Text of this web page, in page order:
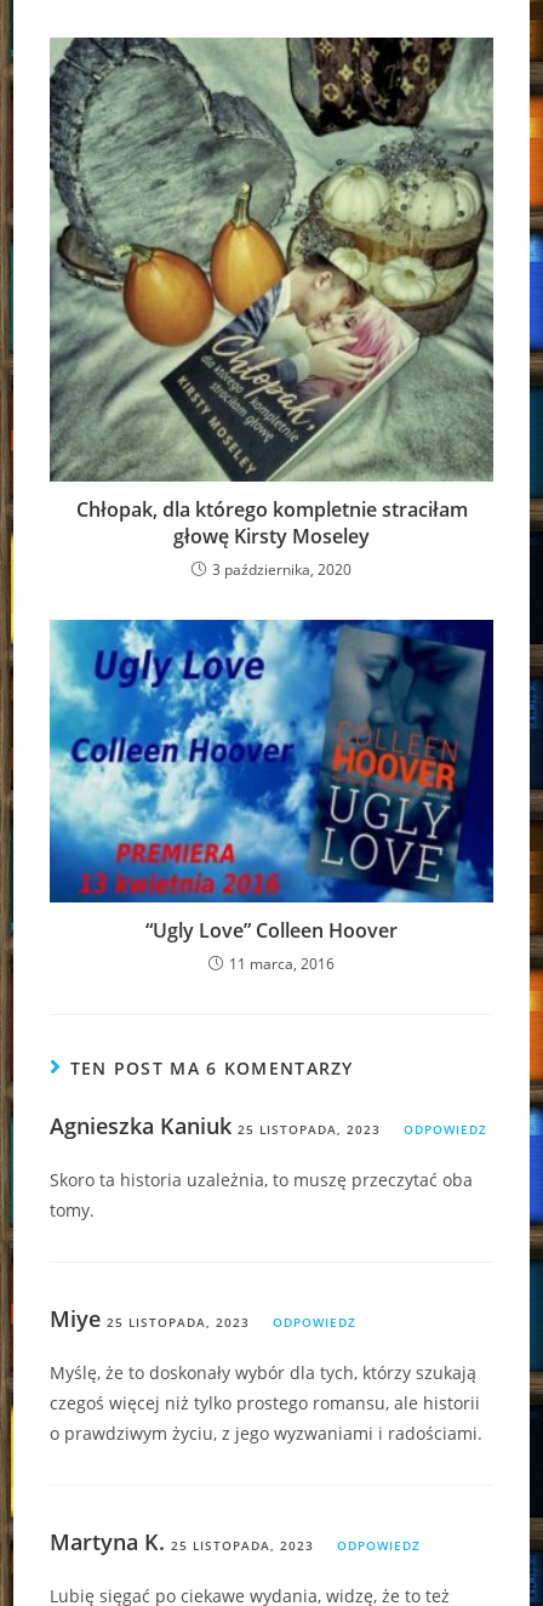
Chłopak, dla którego kompletnie straciłam
głowę Kirsty Moseley
3 października, 2020
“Ugly Love” Colleen Hoover
11 marca, 2016
TEN POST MA 6 KOMENTARZY
Agnieszka Kaniuk 25 LISTOPADA, 2023 ODPOWIEDZ
Skoro ta historia uzależnia, to muszę przeczytać oba
tomy.
Miye 25 LISTOPADA, 2023 ODPOWIEDZ
Myślę, że to doskonały wybór dla tych, którzy szukają
czegoś więcej niż tylko prostego romansu, ale historii
o prawdziwym życiu, z jego wyzwaniami i radościami.
Martyna K. 25 LISTOPADA, 2023 ODPOWIEDZ
Lubię sięgać po ciekawe wydania, widzę, że to też